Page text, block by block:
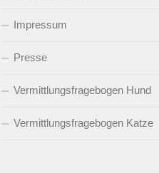
Impressum
Presse
Vermittlungsfragebogen Hund
Vermittlungsfragebogen Katze